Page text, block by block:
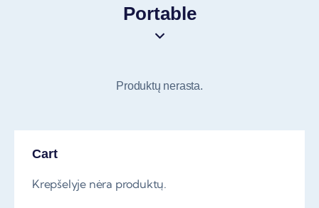
Portable
Produktų nerasta.
Cart
Krepšelyje nėra produktų.